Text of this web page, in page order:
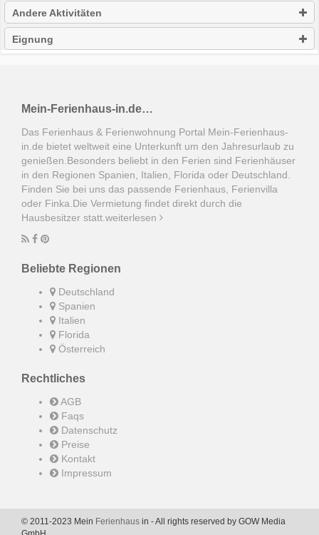
Andere Aktivitäten
Eignung
Mein-Ferienhaus-in.de…
Das Ferienhaus & Ferienwohnung Portal Mein-Ferienhaus-
in.de bietet weltweit eine Unterkunft um den Jahresurlaub zu
genießen.Besonders beliebt in den Ferien sind Ferienhäuser
in den Regionen Spanien, Italien, Florida oder Deutschland.
Finden Sie bei uns das passende Ferienhaus, Ferienvilla
oder Finka.Die Vermietung findet direkt durch die
Hausbesitzer statt. weiterlesen
Beliebte Regionen
Deutschland
Spanien
Italien
Florida
Österreich
Rechtliches
AGB
Faqs
Datenschutz
Preise
Kontakt
Impressum
© 2011-2023 Mein Ferienhaus in - All rights reserved by GOW Media